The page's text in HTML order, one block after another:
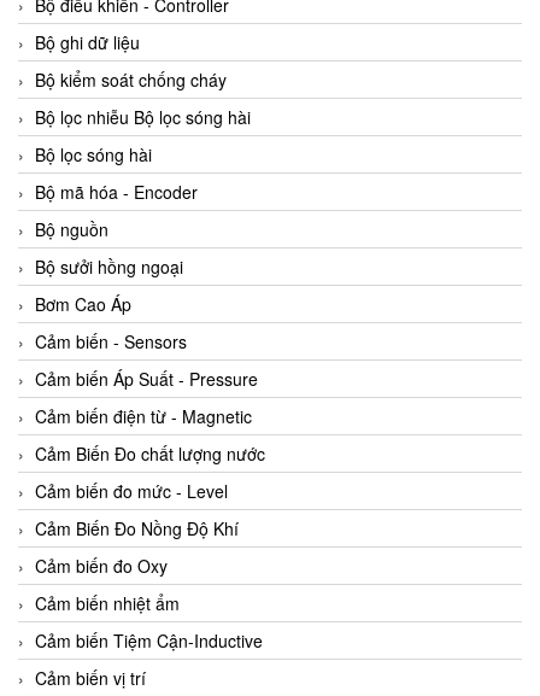
Bộ điều khiển - Controller
Bộ ghi dữ liệu
Bộ kiểm soát chống cháy
Bộ lọc nhiễu Bộ lọc sóng hài
Bộ lọc sóng hài
Bộ mã hóa - Encoder
Bộ nguồn
Bộ sưởi hồng ngoại
Bơm Cao Áp
Cảm biến - Sensors
Cảm biến Áp Suất - Pressure
Cảm biến điện từ - Magnetic
Cảm Biến Đo chất lượng nước
Cảm biến đo mức - Level
Cảm Biến Đo Nồng Độ Khí
Cảm biến đo Oxy
Cảm biến nhiệt ẩm
Cảm biến Tiệm Cận-Inductive
Cảm biến vị trí